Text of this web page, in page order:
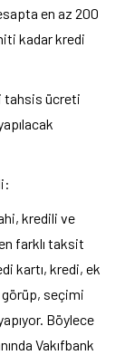
en az 200
kadar kredi
tahsis ücreti
kredili ve
farklı taksit
kartı, kredi, ek
seçimi
Böylece
Vakıfbank